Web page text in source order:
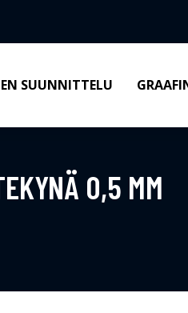
SUUNNITTELU
0,5 MM